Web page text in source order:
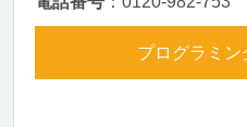
プログラミ